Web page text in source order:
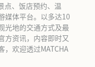
点、饭店预约、温
媒体平台。以多达10
光地的交通方式及最
方资讯，内容即时又
，欢迎透过MATCHA